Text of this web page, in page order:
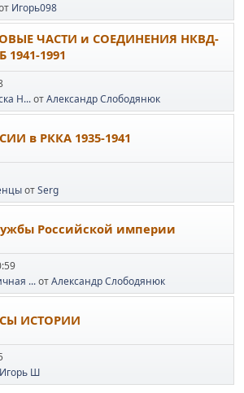
Игорь098
ЧАСТИ и СОЕДИНЕНИЯ НКВД-
1941-1991
Н...отАлександр Слободянюк
в РККА 1935-1941
отSerg
Российской империи
...отАлександр Слободянюк
ИСТОРИИ
Игорь Ш